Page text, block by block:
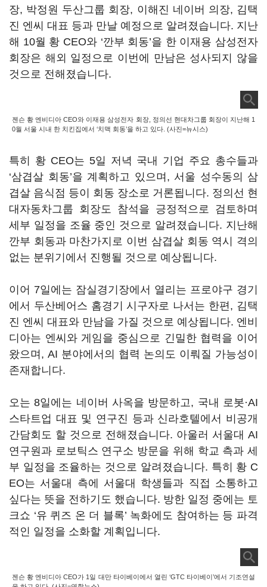
장, 박정원 두산그룹 회장, 이해진 네이버 의장, 김택
진 엔씨 대표 등과 만날 예정으로 알려졌습니다. 지난
해 10월 황 CEO와 ‘깐부 회동’을 한 이재용 삼성전자
회장은 해외 일정으로 이번에 만남은 성사되지 않을
것으로 전해졌습니다.
젠슨 황 엔비디아 CEO와 이재용 삼성전자 회장, 정의선 현대차그룹 회장이 지난해 1
0월 서울 시내 한 치킨집에서 ‘치맥 회동’을 하고 있다. (사진=뉴시스)
특히 황 CEO는 5일 저녁 국내 기업 주요 총수들과
‘삼겹살 회동’을 계획하고 있으며, 서울 성수동의 삼
겹살 음식점 등이 회동 장소로 거론됩니다. 정의선 현
대자동차그룹 회장도 참석을 긍정적으로 검토하며
세부 일정을 조율 중인 것으로 알려졌습니다. 지난해
깐부 회동과 마찬가지로 이번 삼겹살 회동 역시 격의
없는 분위기에서 진행될 것으로 예상됩니다.
이어 7일에는 잠실경기장에서 열리는 프로야구 경기
에서 두산베어스 홈경기 시구자로 나서는 한편, 김택
진 엔씨 대표와 만남을 가질 것으로 예상됩니다. 엔비
디아는 엔씨와 게임을 중심으로 긴밀한 협력을 이어
왔으며, AI 분야에서의 협력 논의도 이뤄질 가능성이
존재합니다.
오는 8일에는 네이버 사옥을 방문하고, 국내 로봇·AI
스타트업 대표 및 연구진 등과 신라호텔에서 비공개
간담회도 할 것으로 전해졌습니다. 아울러 서울대 AI
연구원과 로보틱스 연구소 방문을 위해 학교 측과 세
부 일정을 조율하는 것으로 알려졌습니다. 특히 황 C
EO는 서울대 측에 서울대 학생들과 직접 소통하고
싶다는 뜻을 전하기도 했습니다. 방한 일정 중에는 토
크쇼 ‘유 퀴즈 온 더 블록’ 녹화에도 참여하는 등 파격
적인 일정을 소화할 계획입니다.
젠슨 황 엔비디아 CEO가 1일 대만 타이베이에서 열린 ‘GTC 타이베이’에서 기조연설